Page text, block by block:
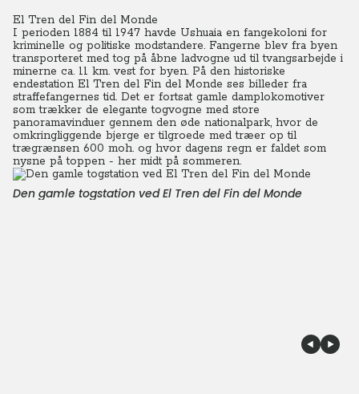
El Tren del Fin del Monde
I perioden 1884 til 1947 havde Ushuaia en fangekoloni for
kriminelle og politiske modstandere. Fangerne blev fra byen
transporteret med tog på åbne ladvogne ud til tvangsarbejde i
minerne ca. 11 km. vest for byen. På den historiske
endestation El Tren del Fin del Monde ses billeder fra
straffefangernes tid. Det er fortsat gamle damplokomotiver
som trækker de elegante togvogne med store
panoramavinduer gennem den øde nationalpark, hvor de
omkringliggende bjerge er tilgroede med træer op til
trægrænsen 600 moh. og hvor dagens regn er faldet som
nysne på toppen - her midt på sommeren.
Den gamle togstation ved El Tren del Fin del Monde